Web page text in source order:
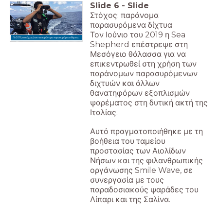
Το 2019, ο στόχος ήταν τα παράνομα παρασυρόμενα δίχτυα.
Slide 6 - Slide
Στόχος: παράνομα
παρασυρόμενα δίχτυα
Τον Ιούνιο του 2019 η Sea
Shepherd επέστρεψε στη
Μεσόγειο θάλασσα για να
επικεντρωθεί στη χρήση των
παράνομων παρασυρόμενων
διχτυών και άλλων
θανατηφόρων εξοπλισμών
ψαρέματος στη δυτική ακτή της
Ιταλίας.
Αυτό πραγματοποιήθηκε με τη
βοήθεια του ταμείου
προστασίας των Αιολίδων
Νήσων και της φιλανθρωπικής
οργάνωσης Smile Wave, σε
συνεργασία με τους
παραδοσιακούς ψαράδες του
Λίπαρι και της Σαλίνα.